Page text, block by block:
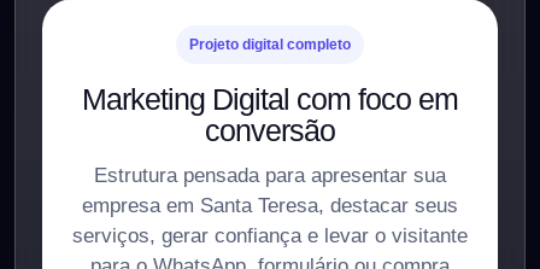
Projeto digital completo
Marketing Digital com foco em
conversão
Estrutura pensada para apresentar sua
empresa em Santa Teresa, destacar seus
serviços, gerar confiança e levar o visitante